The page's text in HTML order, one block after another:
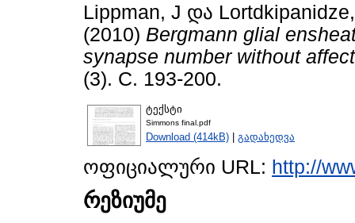
Lippman, J და
(2010) Bergmann glial
synapse number without
(3). С. 193-200.
ტექსტი
Simmons final.pdf
Download (414kB) | გადახედვა
ოფიციალური URL: http://
რეზიუმე